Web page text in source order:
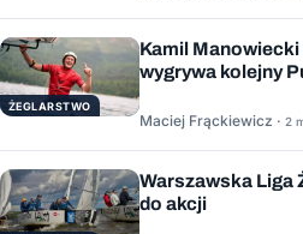
ŻEGLARSTWO
Kamil
wygrywa kolejny
Maciej Frąckiewicz · 2
Warszawska Liga
do akcji